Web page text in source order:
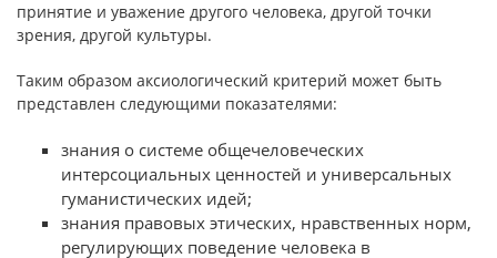
принятие и уважение другого человека, другой точки
зрения, другой культуры.
Таким образом аксиологический критерий может быть
представлен следующими показателями:
знания о системе общечеловеческих
интерсоциальных ценностей и универсальных
гуманистических идей;
знания правовых этических, нравственных норм,
регулирующих поведение человека в